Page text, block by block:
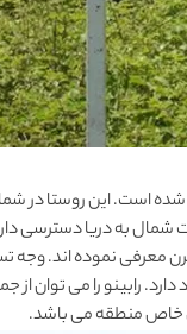
است. این روستا در
به دریا دسترسی
معرفی نموده اند.
را می توان از
خاص منطقه می باشد.